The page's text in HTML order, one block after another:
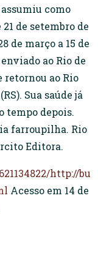
como
de setembro de
de março a 15 de
ao Rio de
retornou ao Rio
Sua saúde já
tempo depois.
farroupilha. Rio
Editora.
http://bu
Acesso em 14 de